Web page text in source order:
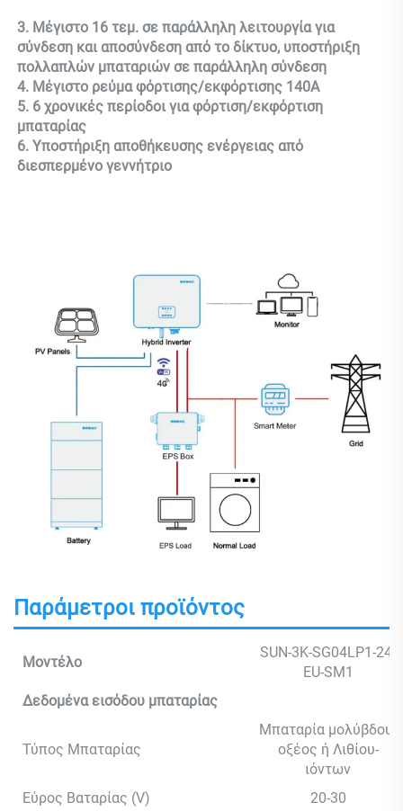
3. Μέγιστο 16 τεμ. σε παράλληλη λειτουργία για
σύνδεση και αποσύνδεση από το δίκτυο, υποστήριξη
πολλαπλών μπαταριών σε παράλληλη σύνδεση
4. Μέγιστο ρεύμα φόρτισης/εκφόρτισης 140A
5. 6 χρονικές περίοδοι για φόρτιση/εκφόρτιση
μπαταρίας
6. Υποστήριξη αποθήκευσης ενέργειας από
διεσπερμένο γεννήτριο
Παράμετροι προϊόντος
Μοντέλο
SUN-3K-SG04LP1-24-
EU-SM1
Δεδομένα εισόδου μπαταρίας
Τύπος Μπαταρίας
Μπαταρία μολύβδου-
οξέος ή Λιθίου-
ιόντων
Εύρος Βαταρίας (V)
20-30